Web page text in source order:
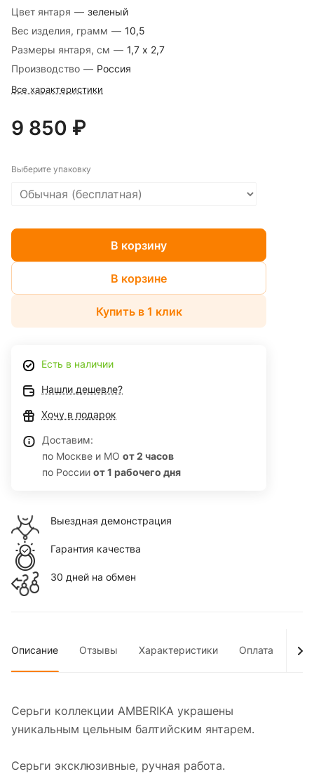
Цвет янтаря — зеленый
Вес изделия, грамм — 10,5
Размеры янтаря, см — 1,7 х 2,7
Производство — Россия
Все характеристики
9 850 ₽
Выберите упаковку
В корзину
В корзине
Купить в 1 клик
Есть в наличии
Нашли дешевле?
Хочу в подарок
Доставим:
по Москве и МО от 2 часов
по России от 1 рабочего дня
Выездная демонстрация
Гарантия качества
30 дней на обмен
Описание Отзывы Характеристики Оплата
Серьги коллекции AMBERIKA украшены
уникальным цельным балтийским янтарем.
Серьги эксклюзивные, ручная работа.